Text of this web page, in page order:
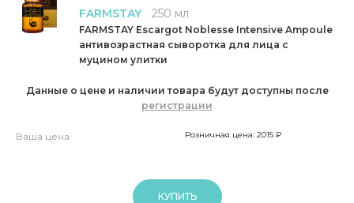
FARMSTAY 250 мл
FARMSTAY Escargot Noblesse Intensive Ampoule
антивозрастная сыворотка для лица с
муцином улитки
Данные о цене и наличии товара будут доступны после
регистрации
Ваша цена Розничная цена: 2015 ₽
КУПИТЬ